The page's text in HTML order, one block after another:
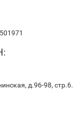
д.96-98, стр.6.